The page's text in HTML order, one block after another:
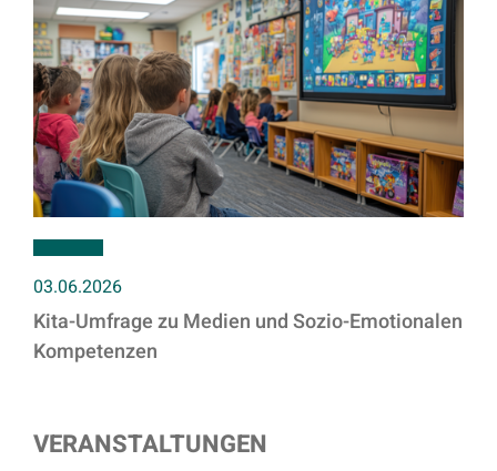
03.06.2026
Kita-Umfrage zu Medien und Sozio-Emotionalen
Kompetenzen
VERANSTALTUNGEN